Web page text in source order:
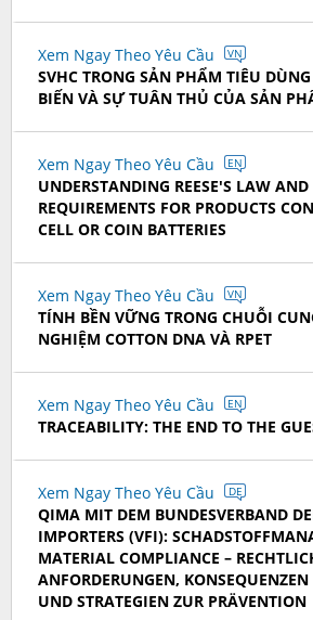
Xem Ngay Theo Yêu Cầu VN
SVHC TRONG SẢN PHẨM TIÊU
BIẾN VÀ SỰ TUÂN THỦ CỦA SẢN
Xem Ngay Theo Yêu Cầu EN
UNDERSTANDING REESE'S LAW
REQUIREMENTS FOR PRODUCTS
CELL OR COIN BATTERIES
Xem Ngay Theo Yêu Cầu VN
TÍNH BỀN VỮNG TRONG CHUỖI
NGHIỆM COTTON DNA VÀ RPET
Xem Ngay Theo Yêu Cầu EN
TRACEABILITY: THE END TO THE
Xem Ngay Theo Yêu Cầu DE
QIMA MIT DEM BUNDESVERBAND
IMPORTERS (VFI):
MATERIAL COMPLIANCE –
ANFORDERUNGEN,
UND STRATEGIEN ZUR PRÄVENTION